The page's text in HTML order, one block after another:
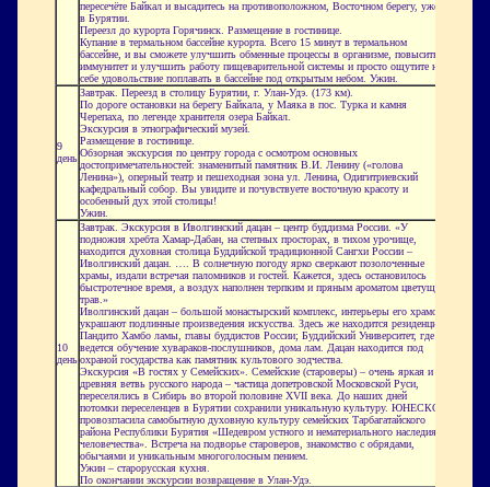
пересечёте Байкал и высадитесь на противоположном, Восточном берегу, уже
в Бурятии.
Переезл до курорта Горячинск. Размещение в гостинице.
Купание в термальном бассейне курорта. Всего 15 минут в термальном
бассейне, и вы сможете улучшить обменные процессы в организме, повысить
иммунитет и улучшить работу пищеварительной системы и просто ощутите на
себе удовольствие поплавать в бассейне под открытым небом. Ужин.
9
день
Завтрак. Переезд в столицу Бурятии, г. Улан-Удэ. (173 км).
По дороге остановки на берегу Байкала, у Маяка в пос. Турка и камня
Черепаха, по легенде хранителя озера Байкал.
Экскурсия в этнографический музей.
Размещение в гостинице.
Обзорная экскурсия по центру города с осмотром основных
достопримечательностей: знаменитый памятник В.И. Ленину («голова
Ленина»), оперный театр и пешеходная зона ул. Ленина, Одигитриевский
кафедральный собор. Вы увидите и почувствуете восточную красоту и
особенный дух этой столицы!
Ужин.
10
день
Завтрак. Экскурсия в Иволгинский дацан – центр буддизма России. «У
подножия хребта Хамар-Дабан, на степных просторах, в тихом урочище,
находится духовная столица Буддийской традиционной Сангхи России –
Иволгинский дацан. …. В солнечную погоду ярко сверкают позолоченные
храмы, издали встречая паломников и гостей. Кажется, здесь остановилось
быстротечное время, а воздух наполнен терпким и пряным ароматом цветущих
трав.»
Иволгинский дацан – большой монастырский комплекс, интерьеры его храмов
украшают подлинные произведения искусства. Здесь же находится резиденция
Пандито Хамбо ламы, главы буддистов России; Буддийский Университет, где
ведется обучение хувараков-послушников, дома лам. Дацан находится под
охраной государства как памятник культового зодчества.
Экскурсия «В гостях у Семейских». Семейские (староверы) – очень яркая и
древняя ветвь русского народа – частица допетровской Московской Руси,
переселялись в Сибирь во второй половине XVII века. До наших дней
потомки переселенцев в Бурятии сохранили уникальную культуру. ЮНЕСКО
провозгласила самобытную духовную культуру семейских Тарбагатайского
района Республики Бурятия «Шедевром устного и нематериального наследия
человечества». Встреча на подворье староверов, знакомство с обрядами,
обычаями и уникальным многоголосным пением.
Ужин – старорусская кухня.
По окончании экскурсии возвращение в Улан-Удэ.